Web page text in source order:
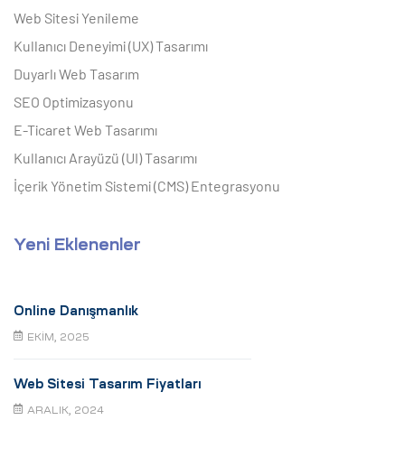
Web Sitesi Yenileme
Kullanıcı Deneyimi (UX) Tasarımı
Duyarlı Web Tasarım
SEO Optimizasyonu
E-Ticaret Web Tasarımı
Kullanıcı Arayüzü (UI) Tasarımı
İçerik Yönetim Sistemi (CMS) Entegrasyonu
Yeni Eklenenler
Online Danışmanlık
EKIM, 2025
Web Sitesi Tasarım Fiyatları
ARALIK, 2024